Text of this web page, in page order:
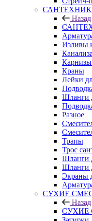
Назад
Изливы
Краны
Лейки
Шланги
Разное
Трапы
Трос
Шланги
Шланги
Экраны
СУХИЕ
Назад
СУХИЕ